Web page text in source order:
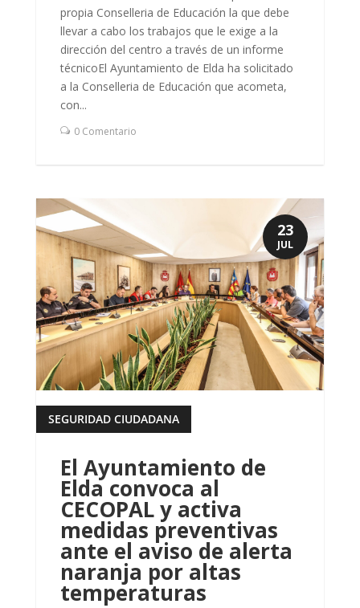
propia Conselleria de Educación la que debe
llevar a cabo los trabajos que le exige a la
dirección del centro a través de un informe
técnicoEl Ayuntamiento de Elda ha solicitado
a la Conselleria de Educación que acometa,
con...
0 Comentario
leer más
El Ayuntamiento de
Elda convoca al
CECOPAL y activa
medidas preventivas
ante el aviso de alerta
naranja por altas
temperaturas
SEGURIDAD CIUDADANA
23
JUL